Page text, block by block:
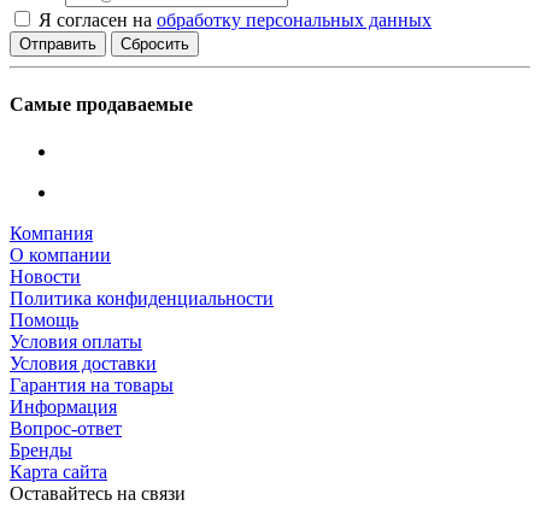
Я согласен на обработку персональных данных
Сбросить
Самые продаваемые
Компания
О компании
Новости
Политика конфиденциальности
Помощь
Условия оплаты
Условия доставки
Гарантия на товары
Информация
Вопрос-ответ
Бренды
Карта сайта
Оставайтесь на связи